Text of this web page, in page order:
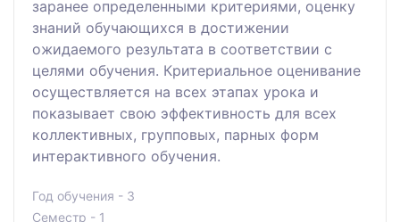
заранее определенными критериями, оценку
знаний обучающихся в достижении
ожидаемого результата в соответствии с
целями обучения. Критериальное оценивание
осуществляется на всех этапах урока и
показывает свою эффективность для всех
коллективных, групповых, парных форм
интерактивного обучения.
Год обучения - 3
Семестр - 1